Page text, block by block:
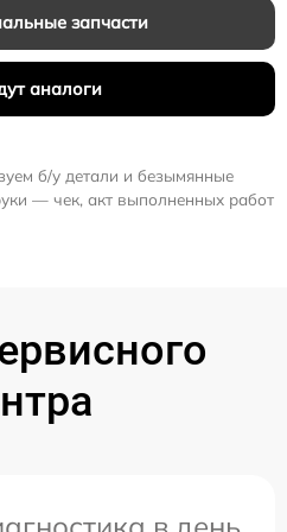
запчасти
аналоги
б/у детали и безымянные
— чек, акт выполненных работ